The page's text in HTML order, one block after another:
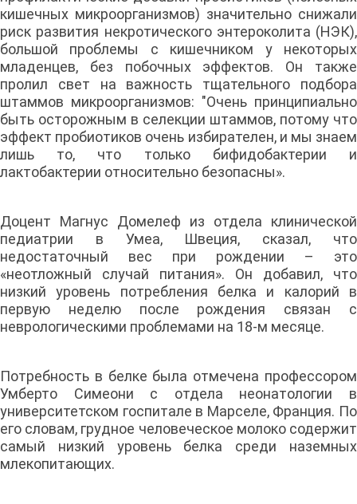
кишечных микроорганизмов) значительно снижали
риск развития некротического энтероколита (НЭК),
большой проблемы с кишечником у некоторых
младенцев, без побочных эффектов. Он также
пролил свет на важность тщательного подбора
штаммов микроорганизмов: "Очень принципиально
быть осторожным в селекции штаммов, потому что
эффект пробиотиков очень избирателен, и мы знаем
лишь то, что только бифидобактерии и
лактобактерии относительно безопасны».
Доцент Магнус Домелеф из отдела клинической
педиатрии в Умеа, Швеция, сказал, что
недостаточный вес при рождении – это
«неотложный случай питания». Он добавил, что
низкий уровень потребления белка и калорий в
первую неделю после рождения связан с
неврологическими проблемами на 18-м месяце.
Потребность в белке была отмечена профессором
Умберто Симеони с отдела неонатологии в
университетском госпитале в Марселе, Франция. По
его словам, грудное человеческое молоко содержит
самый низкий уровень белка среди наземных
млекопитающих.